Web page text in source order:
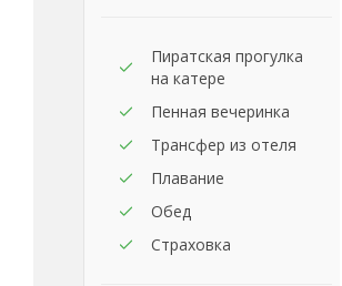
Пиратская прогулка
на катере
Пенная вечеринка
Трансфер из отеля
Плавание
Обед
Страховка